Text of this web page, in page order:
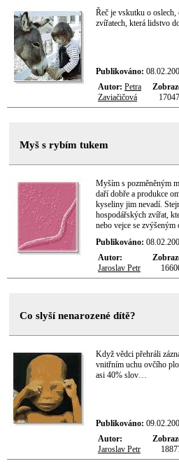
Řeč je vskutku o oslech,
zvířatech, která lidstvo
Publikováno:
Autor: Petra
Zaviačičová
Myš s rybím tukem
Myším s pozměněným
daří dobře a produkce
kyseliny jim nevadí.
hospodářských zvířat,
nebo vejce se
Publikováno:
Autor:
Jaroslav Petr
Co slyší nenarozené dítě?
Když vědci přehráli
vnitřním uchu ovčího
asi 40% slov…
Publikováno:
Autor:
Jaroslav Petr